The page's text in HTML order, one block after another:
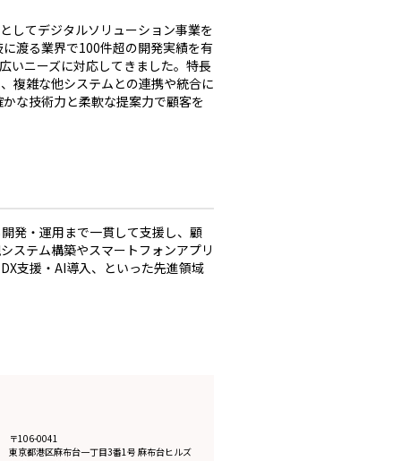
してデジタルソリューション事業を
渡る業界で100件超の開発実績を有
いニーズに対応してきました。特長
複雑な他システムとの連携や統合に
な技術力と柔軟な提案力で顧客を
発・運用まで一貫して支援し、顧
ステム構築やスマートフォンアプリ
支援・AI導入、といった先進領域
〒106-0041
東京都港区麻布台一丁目3番1号 麻布台ヒルズ